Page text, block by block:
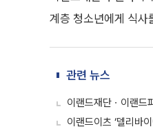
계층 청소년에게 식사
관련 뉴스
이랜드재단ㆍ이랜드
이랜드이츠 ‘델리바